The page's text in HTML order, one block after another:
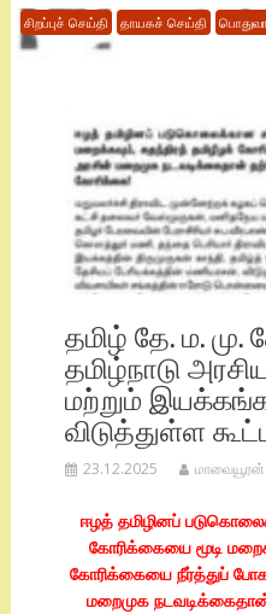
சிறப்புச் செய்தி தாயகச் செய்தி
தமிழ் தே. ம.
தமிழ்நாடு
மற்றும்
விடுத்துள்ள
23.12.2025 மாவையூரன்
ஈழத் தமிழினப்
கோரிக்கையை மூடி
கோரிக்கையை நீர்த்துப்
மறைமுக